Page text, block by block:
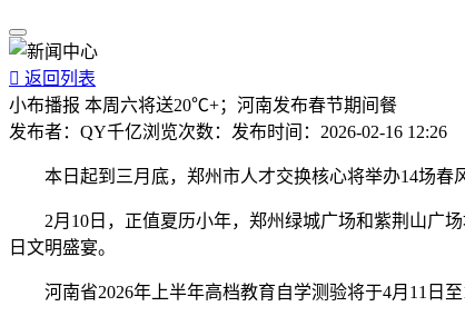
 返回列表
小布播报 本周六将送20℃+；河南发布春节期间餐
发布者： QY千亿浏览次数： 发布时间： 2026-02-16 12:26
本日起到三月底，郑州市人才交换核心将举办14场春
2月10日，正值夏历小年，郑州绿城广场和紫荆山广场
日文明盛宴。
河南省2026年上半年高档教育自学测验将于4月11日至